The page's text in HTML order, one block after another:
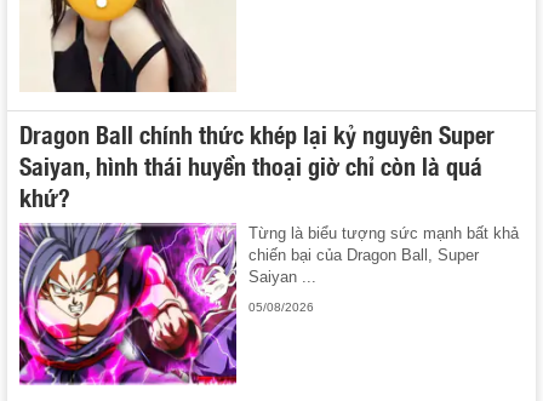
Dragon Ball chính thức khép lại kỷ nguyên Super
Saiyan, hình thái huyền thoại giờ chỉ còn là quá
khứ?
Từng là biểu tượng sức mạnh bất khả
chiến bại của Dragon Ball, Super
Saiyan ...
05/08/2026